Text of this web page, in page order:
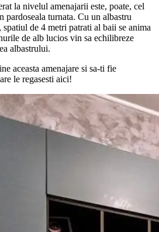
la nivelul amenajarii este, poate, cel
pardoseala turnata. Cu un albastru
de 4 metri patrati al baii se anima
de alb lucios vin sa echilibreze
albastrului.
aceasta amenajare si sa-ti fie
le regasesti aici!